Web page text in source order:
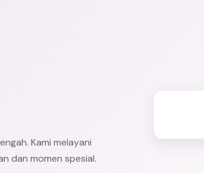
Kami melayani
dan momen spesial.